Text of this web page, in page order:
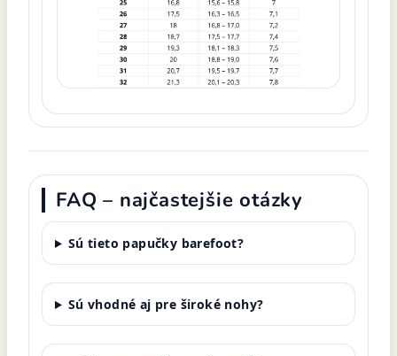
FAQ – najčastejšie otázky
Sú tieto papučky barefoot?
Sú vhodné aj pre široké nohy?